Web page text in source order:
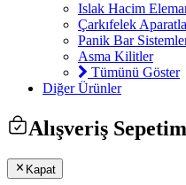
Islak Hacim
Çarkıfelek
Panik Bar
Asma Kilitler
Tümünü Göster
Diğer Ürünler
Alışveriş Sepetim
Kapat